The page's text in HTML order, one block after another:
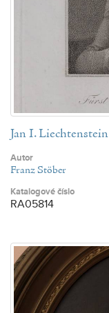
Jan I. Liechtenstein
Autor
Franz Stöber
Katalogové číslo
RA05814